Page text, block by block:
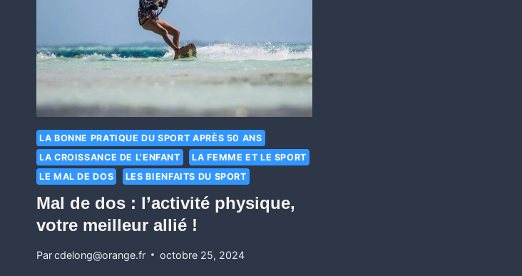
LA BONNE PRATIQUE DU SPORT APRÈS 50 ANS
LA CROISSANCE DE L'ENFANT
LA FEMME ET LE SPORT
LE MAL DE DOS
LES BIENFAITS DU SPORT
Mal de dos : l’activité physique,
votre meilleur allié !
Parcdelong@orange.fr octobre 25, 2024